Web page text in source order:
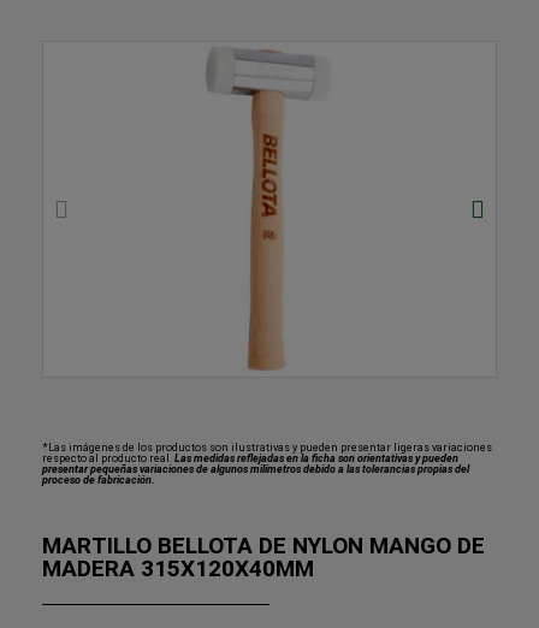
*Las imágenes de los productos son ilustrativas y pueden presentar ligeras variaciones
respecto al producto real. Las medidas reflejadas en la ficha son orientativas y pueden
presentar pequeñas variaciones de algunos milímetros debido a las tolerancias propias del
proceso de fabricación.
MARTILLO BELLOTA DE NYLON MANGO DE
MADERA 315X120X40MM